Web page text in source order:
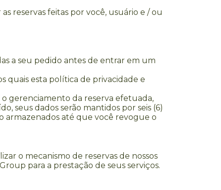
reservas feitas por você, usuário e / ou
a seu pedido antes de entrar em um
quais esta política de privacidade e
o gerenciamento da reserva efetuada,
seus dados serão mantidos por seis (6)
armazenados até que você revogue o
o mecanismo de reservas de nossos
para a prestação de seus serviços.